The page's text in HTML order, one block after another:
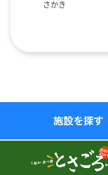
さかき